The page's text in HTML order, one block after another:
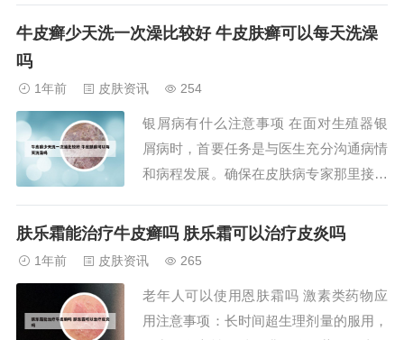
等元素。第三步是制作鞋帮，把多个不同
底上。最后一步是进行细节处理，如加贴
LOGO和涂...
牛皮癣少天洗一次澡比较好 牛皮肤癣可以每天洗澡
吗
1年前 皮肤资讯 254
银屑病有什么注意事项 在面对生殖器银
屑病时，首要任务是与医生充分沟通病情
和病程发展。确保在皮肤病专家那里接受
使用糖皮质激素时，务必谨慎，以防皮肤
屑病的饮食注意事项没有传统想象的那么
多，一般来讲...
肤乐霜能治疗牛皮癣吗 肤乐霜可以治疗皮炎吗
1年前 皮肤资讯 265
老年人可以使用恩肤霜吗 激素类药物应
用注意事项：长时间超生理剂量的服用，